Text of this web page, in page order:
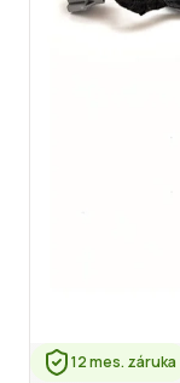
12 mes. záruka